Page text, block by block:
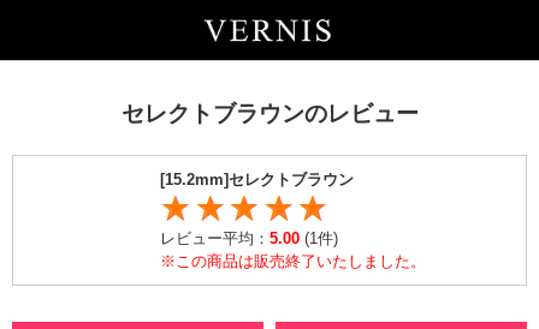
セレクトブラウンのレビュー
[15.2mm]セレクトブラウン
レビュー平均： 5.00(1件)
※この商品は販売終了いたしました。